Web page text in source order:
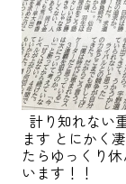
計り知れない
ます とにかく
たらゆっくり
います！！